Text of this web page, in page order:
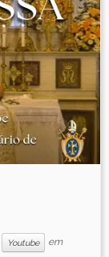
Youtube
em